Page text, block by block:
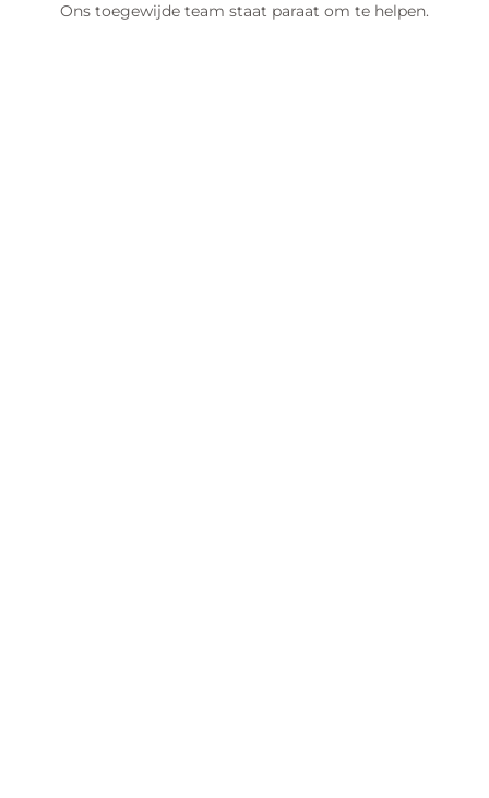
Ons toegewijde team staat paraat om te helpen.